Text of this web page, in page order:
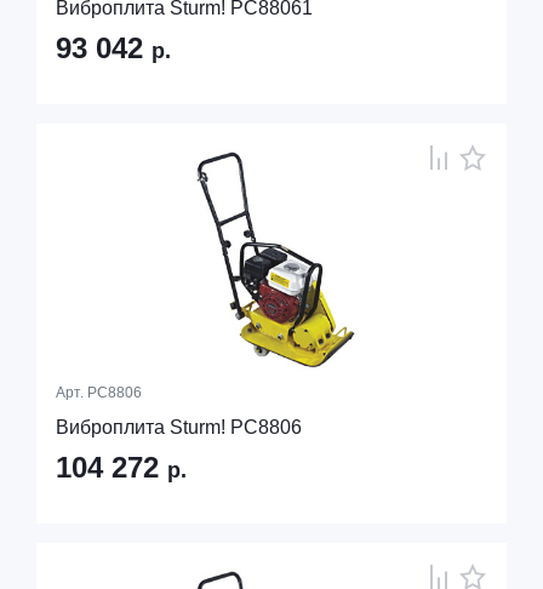
Виброплита Sturm! PC88061
93 042 р.
Арт. PC8806
Виброплита Sturm! PC8806
104 272 р.